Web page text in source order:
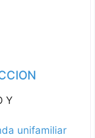
Y
unifamiliar